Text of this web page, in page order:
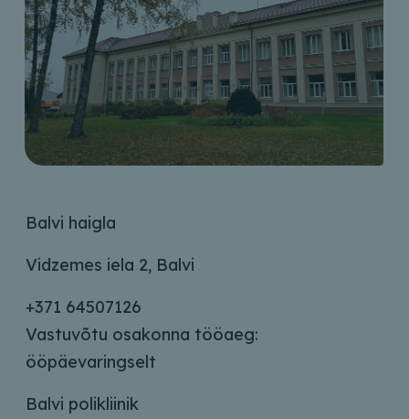
Balvi haigla
Vidzemes iela 2, Balvi
+371 64507126
Vastuvõtu osakonna tööaeg:
ööpäevaringselt
Balvi polikliinik